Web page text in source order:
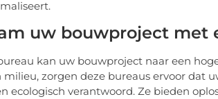
uw bouwproject met
kan uw bouwproject naar een
zorgen deze bureaus ervoor dat
ecologisch verantwoord. Ze bieden